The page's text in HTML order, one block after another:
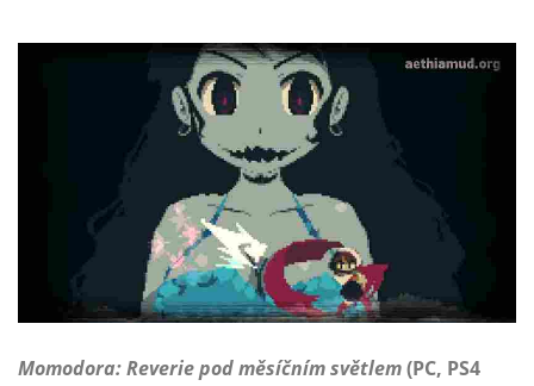
Momodora: Reverie pod měsíčním světlem(PC, PS4